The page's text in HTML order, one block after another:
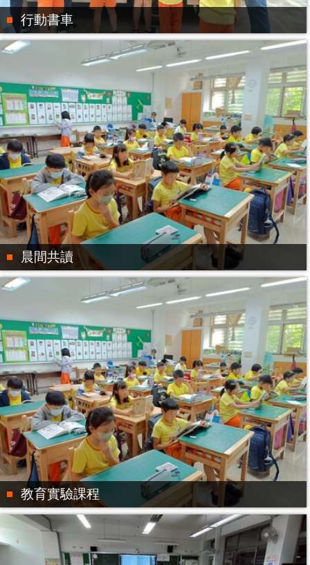
行動書車
晨間共讀
教育實驗課程